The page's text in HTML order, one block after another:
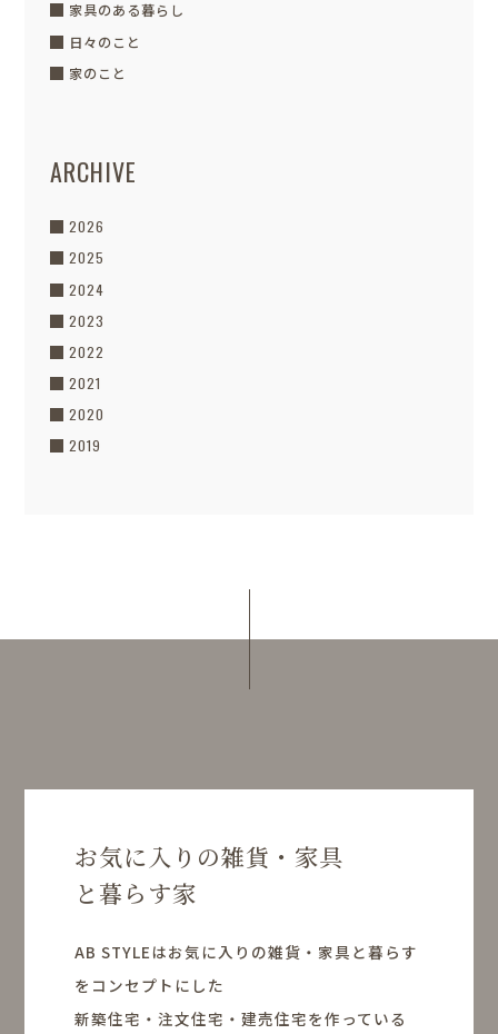
家具のある暮らし
日々のこと
家のこと
ARCHIVE
2026
2025
2024
2023
2022
2021
2020
2019
お気に入りの雑貨・家具
と暮らす家
AB STYLEはお気に入りの雑貨・家具と暮らす
をコンセプトにした
新築住宅・注文住宅・建売住宅を作っている